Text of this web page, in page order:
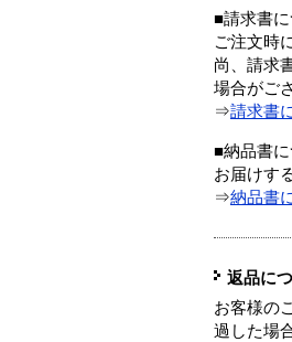
■請求書に
ご注文時
尚、請求
場合がご
⇒請求書
■納品書に
お届けす
⇒納品書
返品に
お客様の
過した場